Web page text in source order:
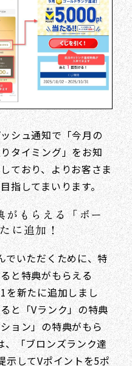
シュ通知で「今月の
タイミング」をお知
ており、よりお客さま
指してまいります。
がもらえる「ボー
に追加！
でいただくために、特
と特典がもらえる
新たに追加しまし
と「Vランク」の特典
ョン」の特典がもら
、「ブロンズランク達
示してVポイントを5ポ